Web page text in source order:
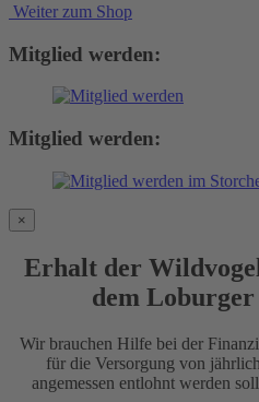
Weiter zum Shop
Mitglied werden:
Mitglied werden:
×
Erhalt der
dem
Wir brauchen Hilfe bei der
für die Versorgung von
angemessen entlohnt werden